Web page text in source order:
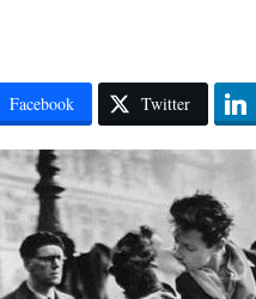
Facebook Twitter